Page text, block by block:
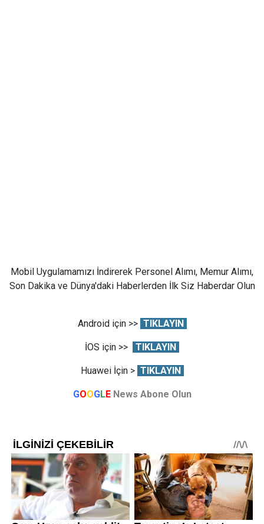
Mobil Uygulamamızı İndirerek Personel Alımı, Memur Alımı,
Son Dakika ve Dünya'daki Haberlerden İlk Siz Haberdar Olun
Android için >> TIKLAYIN
İOS için >> TIKLAYIN
Huawei İçin > TIKLAYIN
GOOGLE News Abone Olun